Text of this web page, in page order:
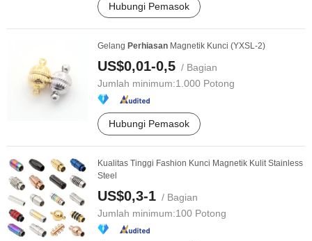
Hubungi Pemasok
Gelang Perhiasan Magnetik Kunci (YXSL-2)
US$0,01-0,5 / Bagian
Jumlah minimum:1.000 Potong
Hubungi Pemasok
Kualitas Tinggi Fashion Kunci Magnetik Kulit Stainless
Steel
US$0,3-1 / Bagian
Jumlah minimum:100 Potong